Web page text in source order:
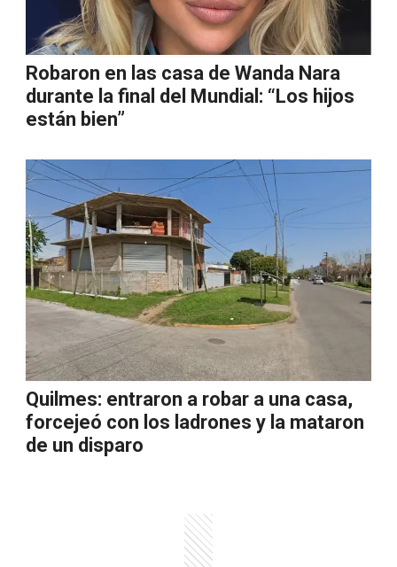
Robaron en las casa de Wanda Nara
durante la final del Mundial: “Los hijos
están bien”
Quilmes: entraron a robar a una casa,
forcejeó con los ladrones y la mataron
de un disparo